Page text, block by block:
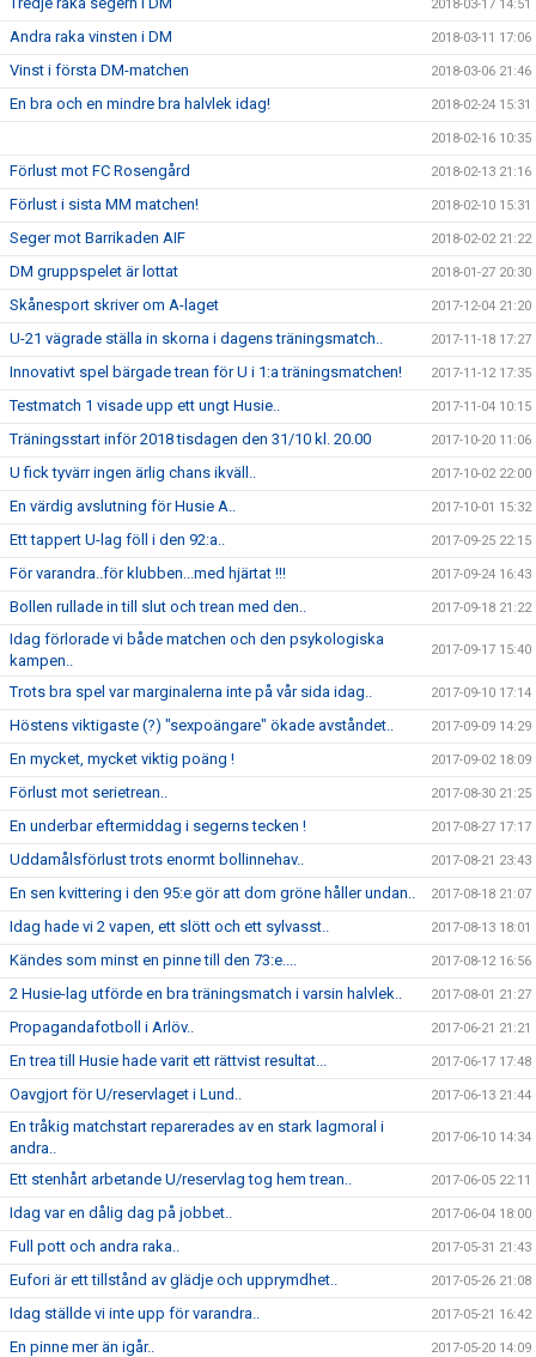
2018-03-17 14:51
Andra raka vinsten i DM 2018-03-11 17:06
Vinst i första DM-matchen 2018-03-06 21:46
En bra och en mindre bra halvlek idag! 2018-02-24 15:31
2018-02-16 10:35
Förlust mot FC Rosengård 2018-02-13 21:16
Förlust i sista MM matchen! 2018-02-10 15:31
Seger mot Barrikaden AIF 2018-02-02 21:22
DM gruppspelet är lottat 2018-01-27 20:30
Skånesport skriver om A-laget 2017-12-04 21:20
U-21 vägrade ställa in skorna i dagens träningsmatch.. 2017-11-18 17:27
Innovativt spel bärgade trean för U i 1:a träningsmatchen! 2017-11-12 17:35
Testmatch 1 visade upp ett ungt Husie.. 2017-11-04 10:15
Träningsstart inför 2018 tisdagen den 31/10 kl. 20.00 2017-10-20 11:06
U fick tyvärr ingen ärlig chans ikväll.. 2017-10-02 22:00
En värdig avslutning för Husie A.. 2017-10-01 15:32
Ett tappert U-lag föll i den 92:a.. 2017-09-25 22:15
För varandra..för klubben...med hjärtat !!! 2017-09-24 16:43
Bollen rullade in till slut och trean med den.. 2017-09-18 21:22
Idag förlorade vi både matchen och den psykologiska
kampen..
2017-09-17 15:40
Trots bra spel var marginalerna inte på vår sida idag.. 2017-09-10 17:14
Höstens viktigaste (?) "sexpoängare" ökade avståndet.. 2017-09-09 14:29
En mycket, mycket viktig poäng ! 2017-09-02 18:09
Förlust mot serietrean.. 2017-08-30 21:25
En underbar eftermiddag i segerns tecken ! 2017-08-27 17:17
Uddamålsförlust trots enormt bollinnehav.. 2017-08-21 23:43
En sen kvittering i den 95:e gör att dom gröne håller undan.. 2017-08-18 21:07
Idag hade vi 2 vapen, ett slött och ett sylvasst.. 2017-08-13 18:01
Kändes som minst en pinne till den 73:e.... 2017-08-12 16:56
2 Husie-lag utförde en bra träningsmatch i varsin halvlek.. 2017-08-01 21:27
Propagandafotboll i Arlöv.. 2017-06-21 21:21
En trea till Husie hade varit ett rättvist resultat... 2017-06-17 17:48
Oavgjort för U/reservlaget i Lund.. 2017-06-13 21:44
En tråkig matchstart reparerades av en stark lagmoral i
andra..
2017-06-10 14:34
Ett stenhårt arbetande U/reservlag tog hem trean.. 2017-06-05 22:11
Idag var en dålig dag på jobbet.. 2017-06-04 18:00
Full pott och andra raka.. 2017-05-31 21:43
Eufori är ett tillstånd av glädje och upprymdhet.. 2017-05-26 21:08
Idag ställde vi inte upp för varandra.. 2017-05-21 16:42
En pinne mer än igår.. 2017-05-20 14:09